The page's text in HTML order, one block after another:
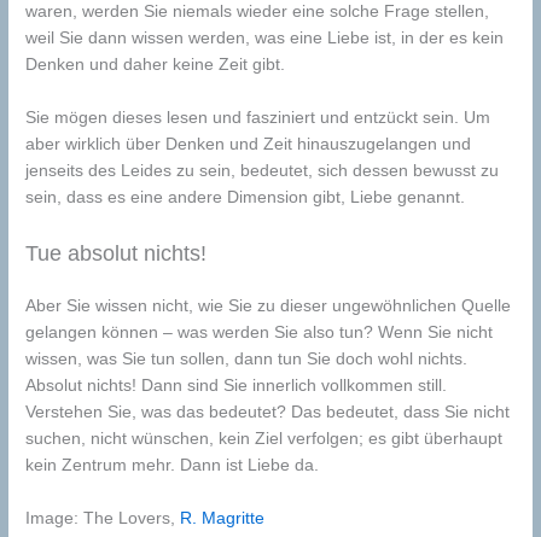
waren, werden Sie niemals wieder eine solche Frage stellen,
weil Sie dann wissen werden, was eine Liebe ist, in der es kein
Denken und daher keine Zeit gibt.
Sie mögen dieses lesen und fasziniert und entzückt sein. Um
aber wirklich über Denken und Zeit hinauszugelangen und
jenseits des Leides zu sein, bedeutet, sich dessen bewusst zu
sein, dass es eine andere Dimension gibt, Liebe genannt.
Tue absolut nichts!
Aber Sie wissen nicht, wie Sie zu dieser ungewöhnlichen Quelle
gelangen können – was werden Sie also tun? Wenn Sie nicht
wissen, was Sie tun sollen, dann tun Sie doch wohl nichts.
Absolut nichts! Dann sind Sie innerlich vollkommen still.
Verstehen Sie, was das bedeutet? Das bedeutet, dass Sie nicht
suchen, nicht wünschen, kein Ziel verfolgen; es gibt überhaupt
kein Zentrum mehr. Dann ist Liebe da.
Image: The Lovers, R. Magritte